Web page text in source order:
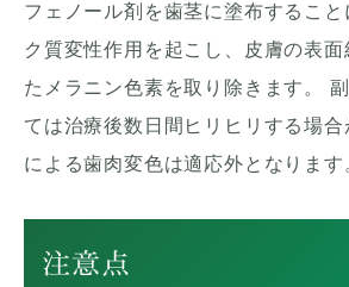
フェノール剤を歯茎に塗布するこ
ク質変性作用を起こし、皮膚の表
たメラニン色素を取り除きます。
ては治療後数日間ヒリヒリする場
による歯肉変色は適応外となります
注意点